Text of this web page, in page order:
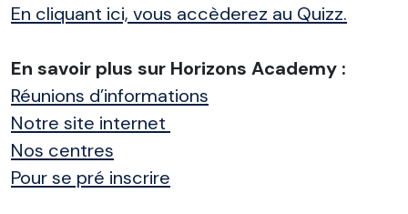
En cliquant ici, vous accèderez au Quizz.
En savoir plus sur Horizons Academy :
Réunions d’informations
Notre site internet
Nos centres
Pour se pré inscrire